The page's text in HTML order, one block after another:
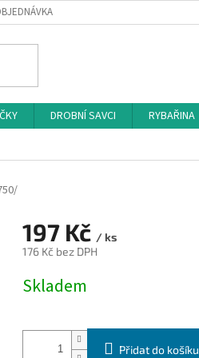
DROBNÍ SAVCI RYBAŘINA
197 Kč / ks
176 Kč bez DPH
cena:
Skladem
Přidat do košíku